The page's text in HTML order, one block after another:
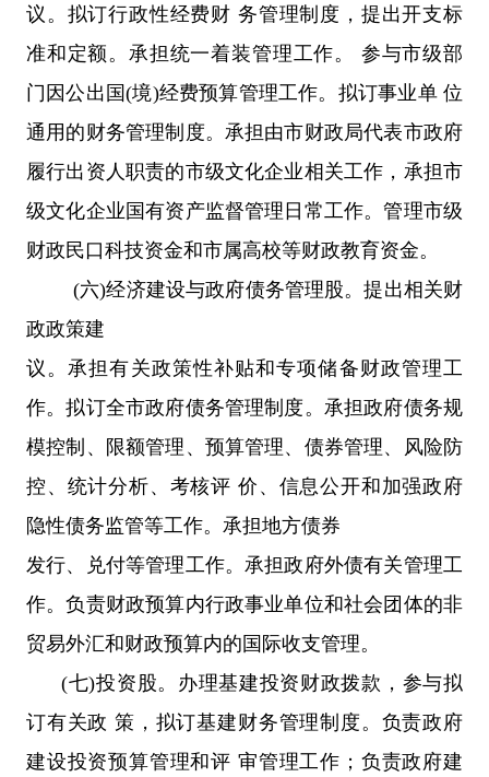
议。拟订行政性经费财 务管理制度，提出开支标
准和定额。承担统一着装管理工作。 参与市级部
门因公出国(境)经费预算管理工作。拟订事业单 位
通用的财务管理制度。承担由市财政局代表市政府
履行出资人职责的市级文化企业相关工作，承担市
级文化企业国有资产监督管理日常工作。管理市级
财政民口科技资金和市属高校等财政教育资金。
(六)经济建设与政府债务管理股。提出相关财
政政策建
议。承担有关政策性补贴和专项储备财政管理工
作。拟订全市政府债务管理制度。承担政府债务规
模控制、限额管理、预算管理、债券管理、风险防
控、统计分析、考核评 价、信息公开和加强政府
隐性债务监管等工作。承担地方债券
发行、兑付等管理工作。承担政府外债有关管理工
作。负责财政预算内行政事业单位和社会团体的非
贸易外汇和财政预算内的国际收支管理。
(七)投资股。办理基建投资财政拨款，参与拟
订有关政 策，拟订基建财务管理制度。负责政府
建设投资预算管理和评 审管理工作；负责政府建